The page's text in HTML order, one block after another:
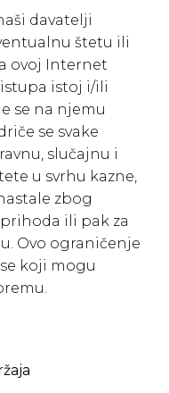
davatelji
štetu ili
ovoj Internet
istoj i/ili
se na njemu
se svake
slučajnu i
u svrhu kazne,
zbog
ili pak za
Ovo ograničenje
koji mogu